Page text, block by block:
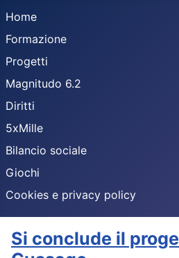
Home
Formazione
Progetti
Magnitudo 6.2
Diritti
5xMille
Bilancio sociale
Giochi
Cookies e privacy policy
Si conclude il